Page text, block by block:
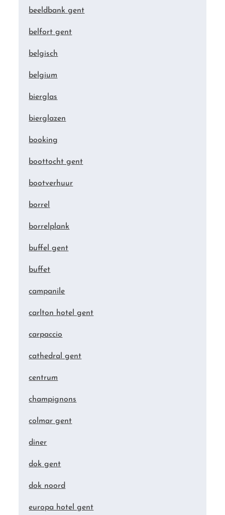
beeldbank gent
belfort gent
belgisch
belgium
bierglas
bierglazen
booking
boottocht gent
bootverhuur
borrel
borrelplank
buffel gent
buffet
campanile
carlton hotel gent
carpaccio
cathedral gent
centrum
champignons
colmar gent
diner
dok gent
dok noord
europa hotel gent